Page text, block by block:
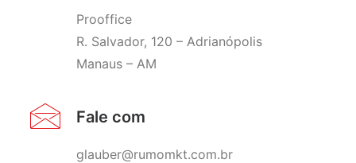
Prooffice
R. Salvador, 120 – Adrianópolis
Manaus – AM
Fale com
glauber@rumomkt.com.br